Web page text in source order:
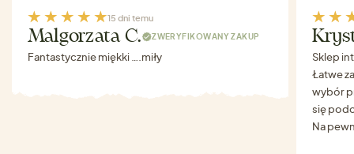
15 dni temu
Malgorzata C. ZWERYFIKOWANY ZAKUP
Fantastycznie miękki ….miły
Sklep
Łatwe
wybór
się
Na